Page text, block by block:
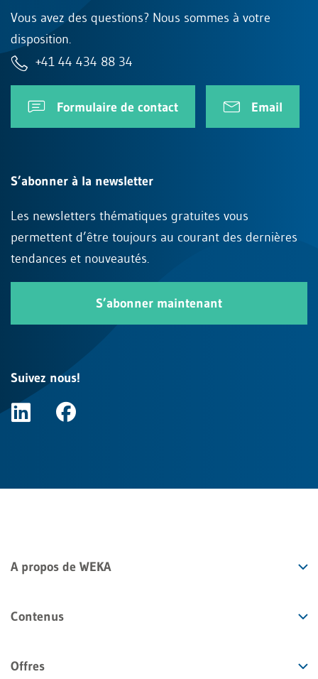
Vous avez des questions? Nous sommes à votre
disposition.
+41 44 434 88 34
Formulaire de contact Email
S’abonner à la newsletter
Les newsletters thématiques gratuites vous
permettent d’être toujours au courant des dernières
tendances et nouveautés.
S’abonner maintenant
Suivez nous!
A propos de WEKA
Contenus
Offres